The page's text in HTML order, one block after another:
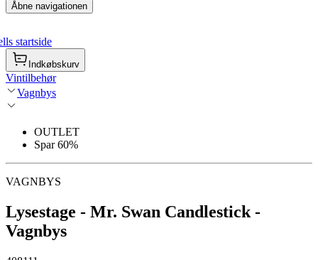
Åbne navigationen
startside
Indkøbskurv
Vintilbehør
Vagnbys
OUTLET
Spar 60%
VAGNBYS
Lysestage - Mr. Swan Candlestick -
Vagnbys